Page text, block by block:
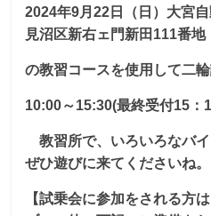
2024年9月22日（日）大宮
見沼区新右ェ門新田111番
の教習コースを使用して二
10:00～15:30(最終受付15：
教習所で、いろいろなバ
ぜひ遊びに来てくださいね。
【試乗会に参加をされる方